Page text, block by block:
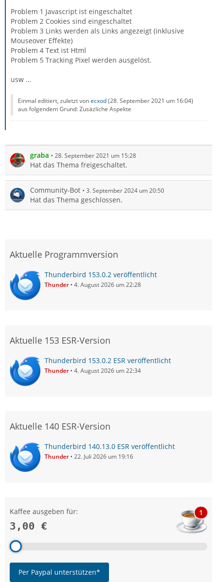
Problem 1 Javascript ist eingeschaltet
Problem 2 Cookies sind eingeschaltet
Problem 3 Links werden als Links angezeigt (inklusive
Mouseover Effekte)
Problem 4 Text ist Html
Problem 5 Tracking Pixel werden ausgelöst.
usw ...
Einmal editiert, zuletzt vonecxod(28. September 2021 um 16:04)
aus folgendem Grund: Zusäzliche Aspekte
graba 28. September 2021 um 15:28
Hat das Thema freigeschaltet.
Community-Bot 3. September 2024 um 20:50
Hat das Thema geschlossen.
Aktuelle Programmversion
Thunderbird 153.0.2 veröffentlicht
Thunder 4. August 2026 um 22:28
Aktuelle 153 ESR-Version
Thunderbird 153.0.2 ESR veröffentlicht
Thunder 4. August 2026 um 22:34
Aktuelle 140 ESR-Version
Thunderbird 140.13.0 ESR veröffentlicht
Thunder 22. Juli 2026 um 19:16
Kaffee ausgeben für:
3,00 €
1
Per Paypal unterstützen*